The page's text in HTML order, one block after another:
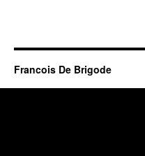
Francois De Brigode